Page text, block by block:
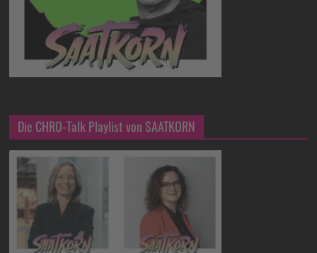
Die CHRO-Talk Playlist von SAATKORN